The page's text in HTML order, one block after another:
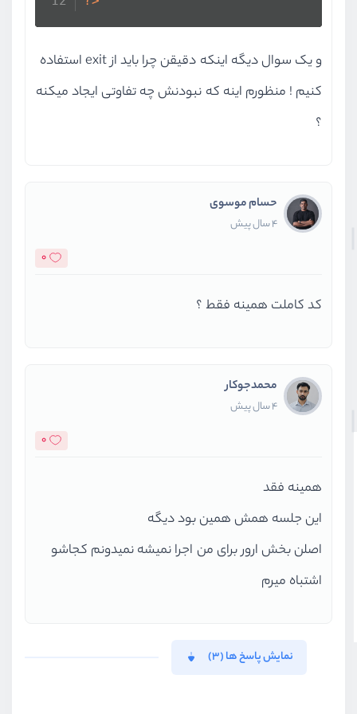
و یک سوال دیگه اینکه دقیقن چرا باید از exit استفاده
کنیم ! منظورم اینه که نبودنش چه تفاوتی ایجاد میکنه
؟
حسام موسوی
4 سال پیش
0
کد کاملت همینه فقط ؟
محمدجوکار
4 سال پیش
0
همینه فقد
این جلسه همش همین بود دیگه
اصلن بخش ارور برای من اجرا نمیشه نمیدونم کجاشو
اشتباه میرم
نمایش پاسخ ها (3)